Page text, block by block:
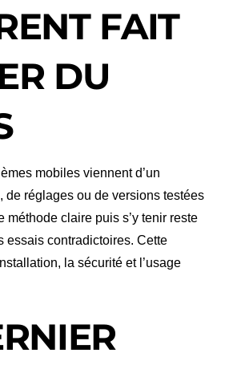
FAIT
DU
mobiles viennent d’un
de réglages ou de versions testées
méthode claire puis s’y tenir reste
essais contradictoires. Cette
la sécurité et l’usage